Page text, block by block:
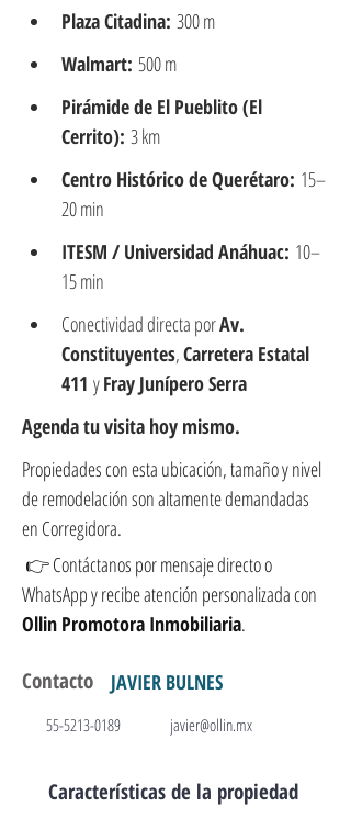
Plaza Citadina: 300 m
Walmart: 500 m
Pirámide de El Pueblito (El
Cerrito): 3 km
Centro Histórico de Querétaro: 15–
20 min
ITESM / Universidad Anáhuac: 10–
15 min
Conectividad directa por Av.
Constituyentes, Carretera Estatal
411 y Fray Junípero Serra
Agenda tu visita hoy mismo.
Propiedades con esta ubicación, tamaño y nivel
de remodelación son altamente demandadas
en Corregidora.
WhatsApp y recibe atención personalizada con
Ollin Promotora Inmobiliaria.
Contacto JAVIER BULNES
55-5213-0189 javier@ollin.mx
Características de la propiedad